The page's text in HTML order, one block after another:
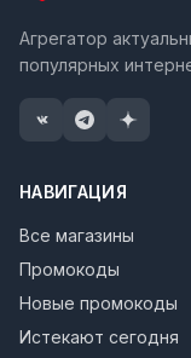
Агрегатор
популярных
НАВИГАЦИЯ
Все магазины
Промокоды
Новые промокоды
Истекают сегодня